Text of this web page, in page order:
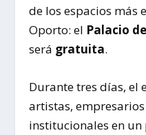
de los espacios más
Oporto: el Palacio
será gratuita.
Durante tres días, el
artistas,
institucionales en